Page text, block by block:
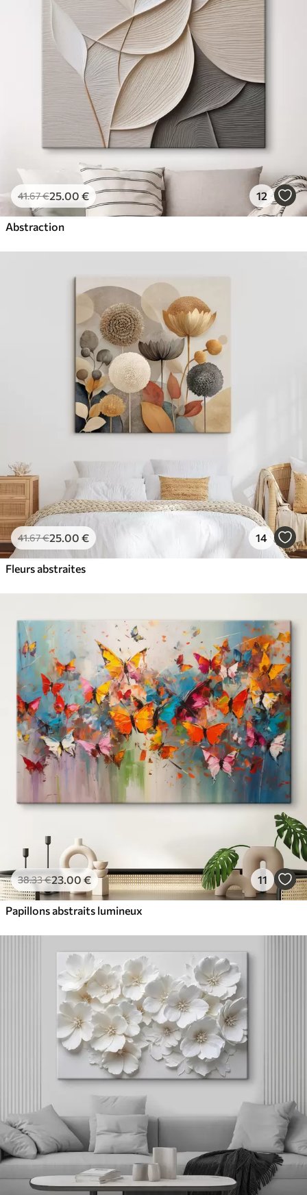
41.67€25.00 € 12
Abstraction
41.67€25.00 € 14
Fleurs abstraites
38.33€23.00 € 11
Papillons abstraits lumineux